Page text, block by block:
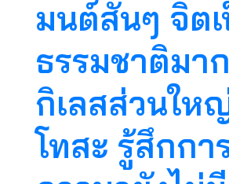
มนต์สั้นๆ จิต
ธรรมชาติมา
กิเลสส่วนให
โทสะ​ รู้สึกกา